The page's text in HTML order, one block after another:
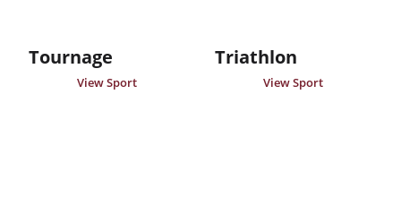
Tournage
View Sport
Triathlon
View Sport